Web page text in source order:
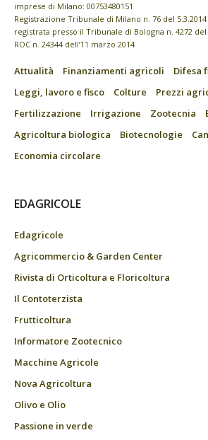
imprese di Milano: 00753480151
Registrazione Tribunale di Milano n. 76 del
registrata presso il Tribunale di Bologna n. 4272 del
ROC n. 24344 dell’11 marzo 2014
Attualità Finanziamenti agricoli
Difesa
Leggi, lavoro e fisco
Colture
Prezzi
Fertilizzazione
Irrigazione Zootecnia
Agricoltura biologica
Biotecnologie
Economia circolare
EDAGRICOLE
Edagricole
Agricommercio & Garden Center
Rivista di Orticoltura e Floricoltura
Il Contoterzista
Frutticoltura
Informatore Zootecnico
Macchine Agricole
Nova Agricoltura
Olivo e Olio
Passione in verde